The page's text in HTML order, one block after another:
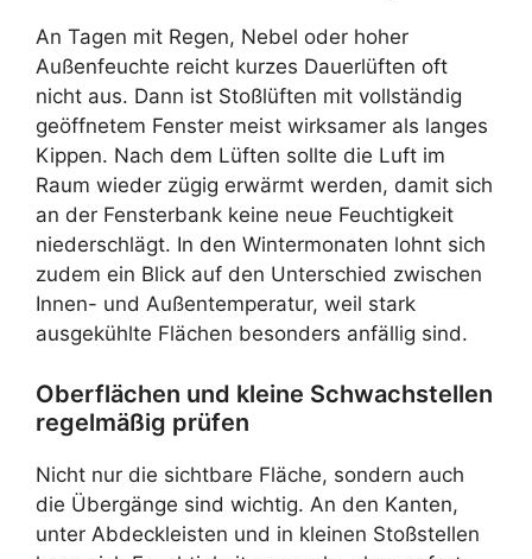
An Tagen mit Regen, Nebel oder hoher
Außenfeuchte reicht kurzes Dauerlüften oft
nicht aus. Dann ist Stoßlüften mit vollständig
geöffnetem Fenster meist wirksamer als langes
Kippen. Nach dem Lüften sollte die Luft im
Raum wieder zügig erwärmt werden, damit sich
an der Fensterbank keine neue Feuchtigkeit
niederschlägt. In den Wintermonaten lohnt sich
zudem ein Blick auf den Unterschied zwischen
Innen- und Außentemperatur, weil stark
ausgekühlte Flächen besonders anfällig sind.
Oberflächen und kleine Schwachstellen
regelmäßig prüfen
Nicht nur die sichtbare Fläche, sondern auch
die Übergänge sind wichtig. An den Kanten,
unter Abdeckleisten und in kleinen Stoßstellen